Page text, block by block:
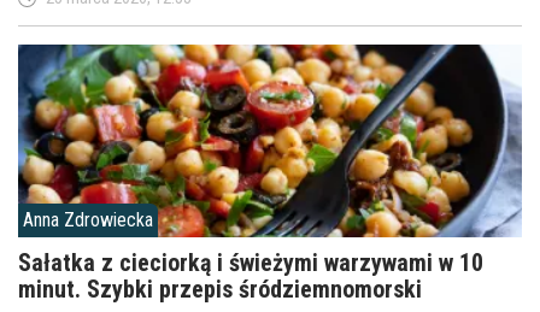
Anna Zdrowiecka
Sałatka z cieciorką i świeżymi warzywami w 10
minut. Szybki przepis śródziemnomorski